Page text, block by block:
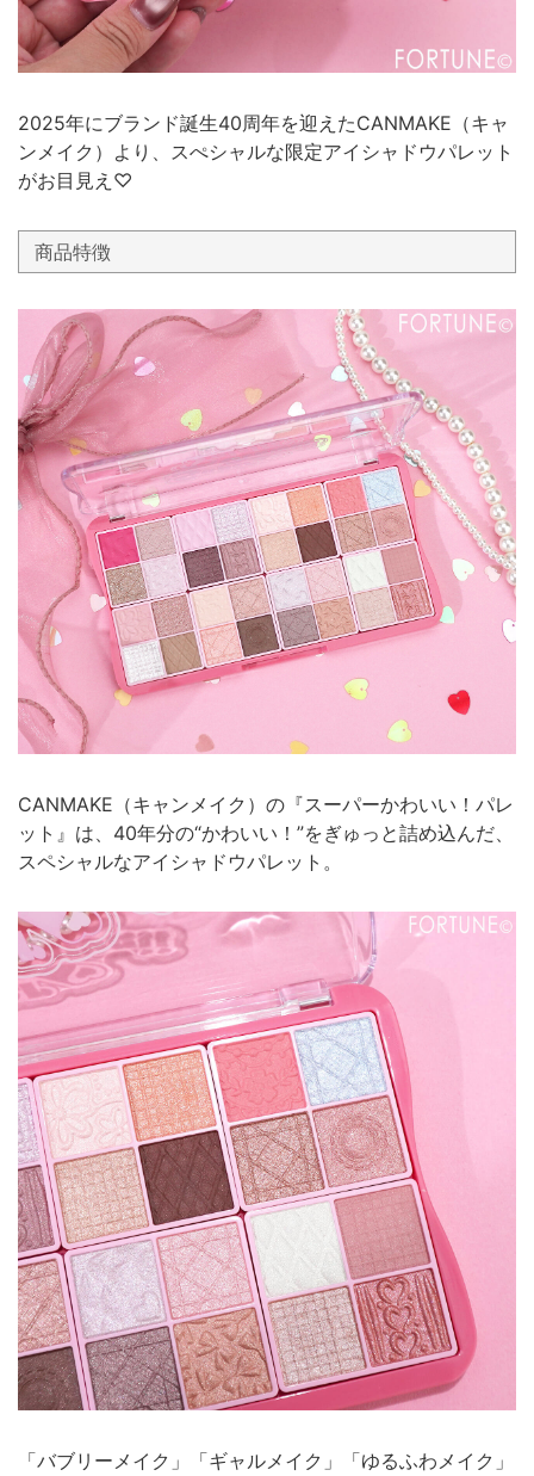
2025年にブランド誕生40周年を迎えたCANMAKE（キャ
ンメイク）より、スぺシャルな限定アイシャドウパレット
がお目見え♡
商品特徴
CANMAKE（キャンメイク）の『スーパーかわいい！パレ
ット』は、40年分の“かわいい！”をぎゅっと詰め込んだ、
スペシャルなアイシャドウパレット。
「バブリーメイク」「ギャルメイク」「ゆるふわメイク」